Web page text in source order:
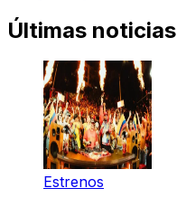
Últimas noticias
Estrenos